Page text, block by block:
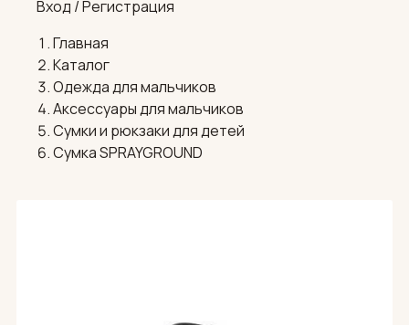
Вход / Регистрация
Главная
Каталог
Одежда для мальчиков
Аксессуары для мальчиков
Сумки и рюкзаки для детей
Сумка SPRAYGROUND